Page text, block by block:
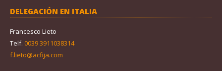
DELEGACIÓN EN ITALIA
Francesco Lieto
Telf. 0039 3911038314
f.lieto@acfija.com